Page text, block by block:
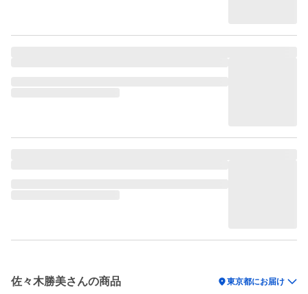
佐々木勝美さんの商品 location_on東京都にお届け